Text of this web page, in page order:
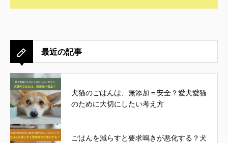
最近の記事
犬猫のごはんは、無添加＝安全？愛犬愛猫
のために大切にしたい考え方
ごはんを減らすと要求鳴きが悪化する？犬